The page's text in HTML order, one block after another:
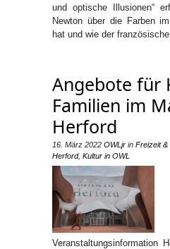
und optische Illusionen“
Newton über die Farben
hat und wie der
Angebote für
Familien im
Herford
16. März 2022 OWLjr in Freizeit &
Herford, Kultur in OWL
Veranstaltungsinformation